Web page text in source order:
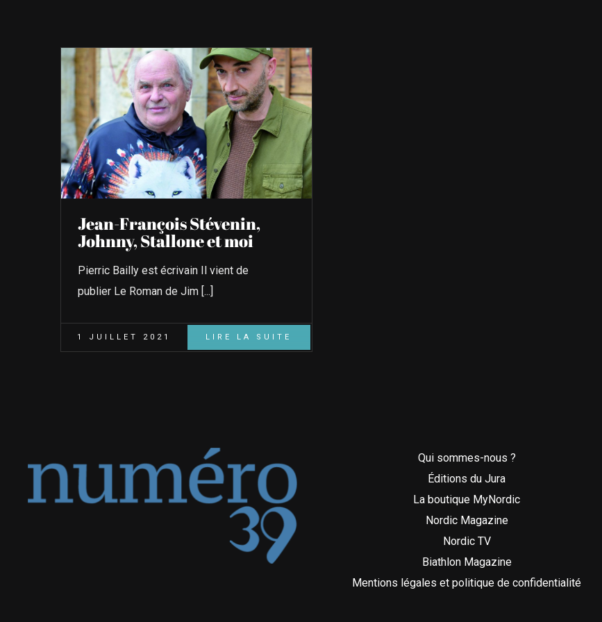
Jean-François Stévenin,
Johnny, Stallone et moi
Pierric Bailly est écrivain Il vient de
publier Le Roman de Jim [...]
1 JUILLET 2021 LIRE LA SUITE
Qui sommes-nous ?
Éditions du Jura
La boutique MyNordic
Nordic Magazine
Nordic TV
Biathlon Magazine
Mentions légales et politique de confidentialité